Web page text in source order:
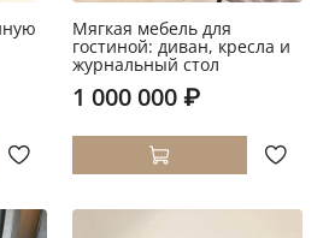
Мягкая мебель для
гостиной: диван, кресла и
журнальный стол
1 000 000 ₽